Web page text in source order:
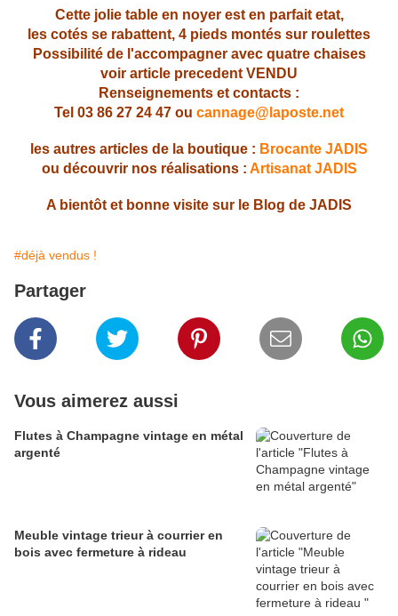
Cette jolie table en noyer est en parfait etat,
les cotés se rabattent, 4 pieds montés sur roulettes
Possibilité de l'accompagner avec quatre chaises
voir article precedent VENDU
Renseignements et contacts :
Tel 03 86 27 24 47 ou cannage@laposte.net
les autres articles de la boutique : Brocante JADIS
ou découvrir nos réalisations : Artisanat JADIS
A bientôt et bonne visite sur le Blog de JADIS
#déjà vendus !
Partager
Vous aimerez aussi
Flutes à Champagne vintage en métal
argenté
Meuble vintage trieur à courrier en
bois avec fermeture à rideau